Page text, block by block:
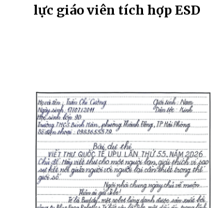
lực giáo viên tích hợp ESD